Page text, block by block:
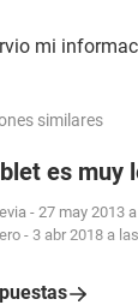
mi
similares
es muy
- 27 may 2013
- 3 abr 2018 a